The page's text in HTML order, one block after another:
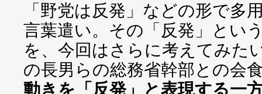
「野党は反発」などの形で多
言葉遣い。その「反発」とい
を、今回はさらに考えてみた
の長男らの総務省幹部との会
動きを「反発」と表現する一